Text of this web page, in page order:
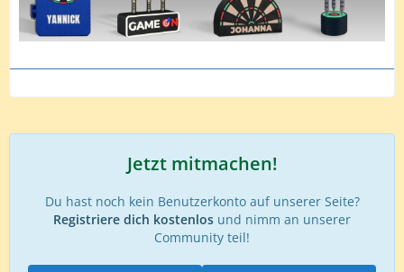
Jetzt mitmachen!
Du hast noch kein Benutzerkonto auf unserer Seite?
Registriere dich kostenlos und nimm an unserer
Community teil!